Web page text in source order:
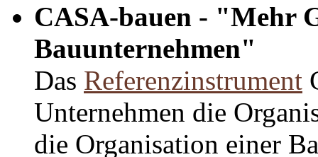
CASA-bauen - "Mehr
Bauunternehmen"
Das Referenzinstrument
Unternehmen die
die Organisation einer